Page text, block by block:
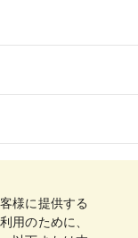
様に提供する
用のために、